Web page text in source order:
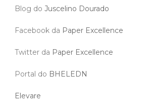
Blog do Juscelino Dourado
Facebook da Paper Excellence
Twitter da Paper Excellence
Portal do BHELEDN
Elevare